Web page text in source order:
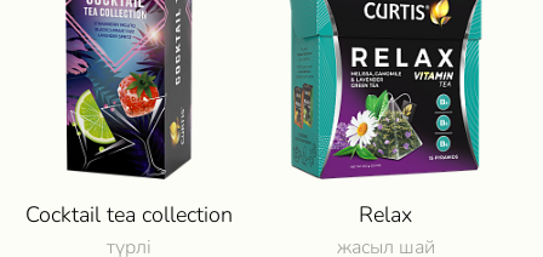
Cocktail tea collection
түрлі
Relax
жасыл шай
ПОЛУЧИ ВОЗМОЖНОСТЬ
ПУТЕШЕСТВИЕ
И ДРУГИЕ ЦЕННЫЕ